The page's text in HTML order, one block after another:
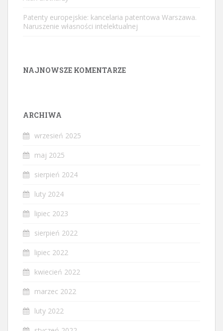
Patenty europejskie: kancelaria patentowa Warszawa.
Naruszenie własności intelektualnej
NAJNOWSZE KOMENTARZE
ARCHIWA
wrzesień 2025
maj 2025
sierpień 2024
luty 2024
lipiec 2023
sierpień 2022
lipiec 2022
kwiecień 2022
marzec 2022
luty 2022